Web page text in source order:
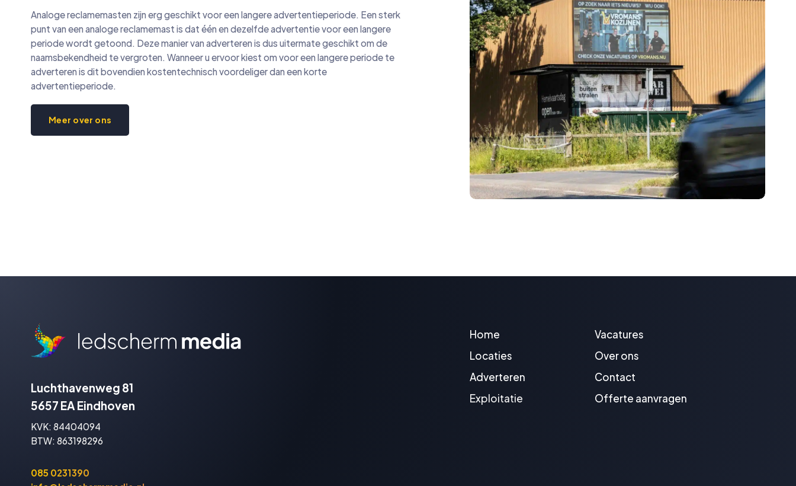
Analoge reclamemasten zijn erg geschikt voor een langere advertentieperiode. Een sterk
punt van een analoge reclamemast is dat één en dezelfde advertentie voor een langere
periode wordt getoond. Deze manier van adverteren is dus uitermate geschikt om de
naamsbekendheid te vergroten. Wanneer u ervoor kiest om voor een langere periode te
adverteren is dit bovendien kostentechnisch voordeliger dan een korte
advertentieperiode.
Meer over ons
Luchthavenweg 81
5657 EA Eindhoven
KVK: 84404094
BTW: 863198296
085 0231390
Home
Locaties
Adverteren
Exploitatie
Vacatures
Over ons
Contact
Offerte aanvragen